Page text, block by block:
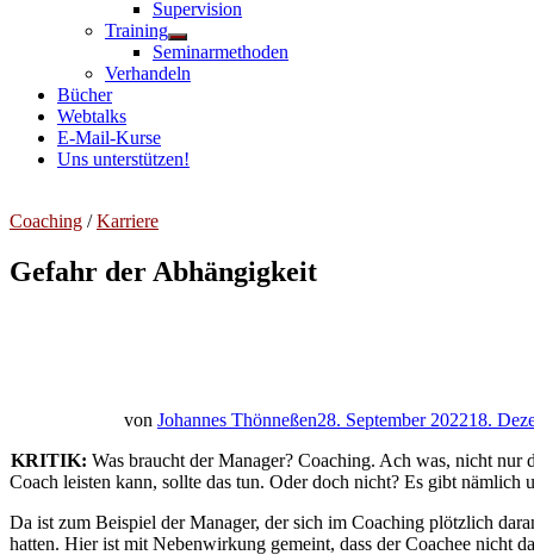
Supervision
Training
Untermenü
anzeigen
Seminarmethoden
Verhandeln
Bücher
Webtalks
E-Mail-Kurse
Uns unterstützen!
Coaching /Karriere
Gefahr der Abhängigkeit
von Johannes Thönneßen28. September 202218.
KRITIK: Was braucht der Manager? Coaching. Ach was, nicht nur
Coach leisten kann, sollte das tun. Oder doch nicht? Es gibt
Da ist zum Beispiel der Manager, der sich im Coaching plötzlich
hatten. Hier ist mit Nebenwirkung gemeint, dass der Coachee nicht